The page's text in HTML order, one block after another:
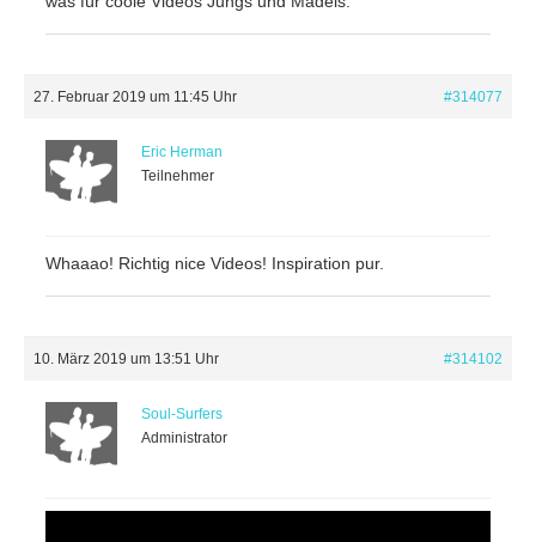
27. Februar 2019 um 11:45 Uhr #314077
Eric Herman
Teilnehmer
Whaaao! Richtig nice Videos! Inspiration pur.
10. März 2019 um 13:51 Uhr #314102
Soul-Surfers
Administrator